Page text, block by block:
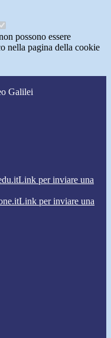
possono essere
nella pagina della cookie
Galilei
Link per inviare una
Link per inviare una